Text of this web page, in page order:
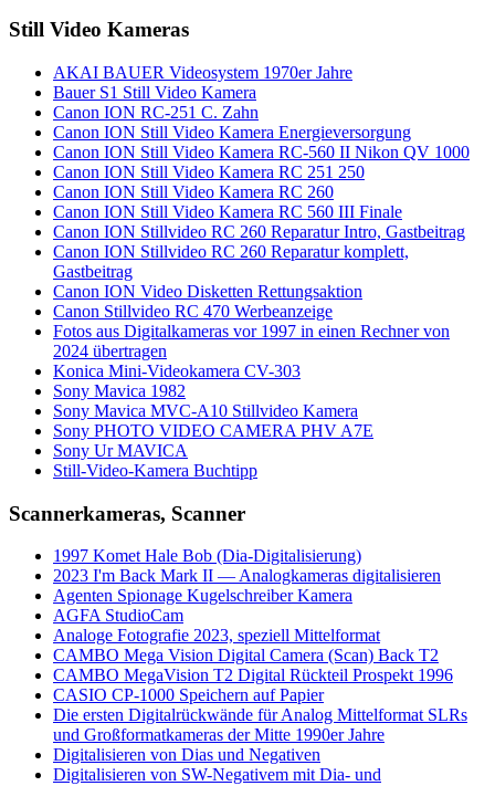
Still Video Kameras
AKAI BAUER Videosystem 1970er Jahre
Bauer S1 Still Video Kamera
Canon ION RC-251 C. Zahn
Canon ION Still Video Kamera Energieversorgung
Canon ION Still Video Kamera RC-560 II Nikon QV 1000
Canon ION Still Video Kamera RC 251 250
Canon ION Still Video Kamera RC 260
Canon ION Still Video Kamera RC 560 III Finale
Canon ION Stillvideo RC 260 Reparatur Intro, Gastbeitrag
Canon ION Stillvideo RC 260 Reparatur komplett,
Gastbeitrag
Canon ION Video Disketten Rettungsaktion
Canon Stillvideo RC 470 Werbeanzeige
Fotos aus Digitalkameras vor 1997 in einen Rechner von
2024 übertragen
Konica Mini-Videokamera CV-303
Sony Mavica 1982
Sony Mavica MVC-A10 Stillvideo Kamera
Sony PHOTO VIDEO CAMERA PHV A7E
Sony Ur MAVICA
Still-Video-Kamera Buchtipp
Scannerkameras, Scanner
1997 Komet Hale Bob (Dia-Digitalisierung)
2023 I'm Back Mark II — Analogkameras digitalisieren
Agenten Spionage Kugelschreiber Kamera
AGFA StudioCam
Analoge Fotografie 2023, speziell Mittelformat
CAMBO Mega Vision Digital Camera (Scan) Back T2
CAMBO MegaVision T2 Digital Rückteil Prospekt 1996
CASIO CP-1000 Speichern auf Papier
Die ersten Digitalrückwände für Analog Mittelformat SLRs
und Großformatkameras der Mitte 1990er Jahre
Digitalisieren von Dias und Negativen
Digitalisieren von SW-Negativem mit Dia- und